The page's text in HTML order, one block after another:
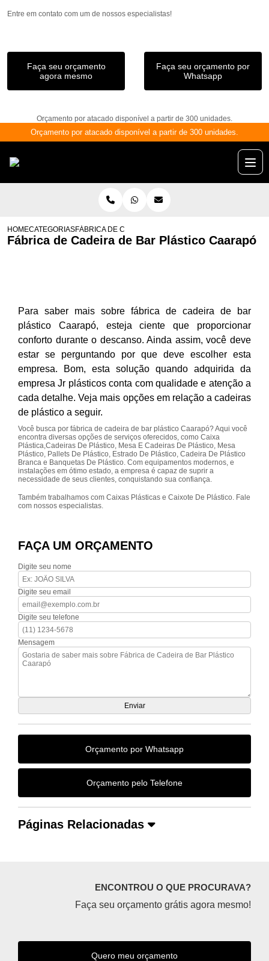
Entre em contato com um de nossos especialistas!
Faça seu orçamento
agora mesmo
Faça seu orçamento por
Whatsapp
Orçamento por atacado disponível a partir de 300 unidades.
Orçamento por atacado disponível a partir de 300 unidades.
HOMECATEGORIASFÁBRICA DE CADEIRA DE BAR PLÁSTICO CAARAPÓ
Fábrica de Cadeira de Bar Plástico Caarapó
Para saber mais sobre fábrica de cadeira de bar
plástico Caarapó, esteja ciente que proporcionar
conforto durante o descanso. Ainda assim, você deve
estar se perguntando por que deve escolher esta
empresa. Bom, esta solução quando adquirida da
empresa Jr plásticos conta com qualidade e atenção a
cada detalhe. Veja mais opções em relação a cadeiras
de plástico a seguir.
Você busca por fábrica de cadeira de bar plástico Caarapó? Aqui você
encontra diversas opções de serviços oferecidos, como Caixa
Plástica,Cadeiras De Plástico, Mesa E Cadeiras De Plástico, Mesa
Plástico, Pallets De Plástico, Estrado De Plástico, Cadeira De Plástico
Branca e Banquetas De Plástico. Com equipamentos modernos, e
instalações em ótimo estado, a empresa é capaz de suprir a
necessidade de seus clientes, conquistando sua confiança.
Também trabalhamos com Caixas Plásticas e Caixote De Plástico. Fale
com nossos especialistas.
FAÇA UM ORÇAMENTO
Digite seu nome
Digite seu email
Digite seu telefone
Mensagem
Orçamento por Whatsapp
Orçamento pelo Telefone
Páginas Relacionadas
ENCONTROU O QUE PROCURAVA?
Faça seu orçamento grátis agora mesmo!
Quero meu orçamento